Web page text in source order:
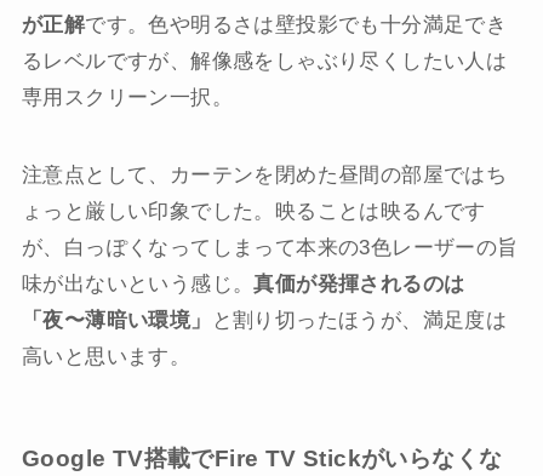
が正解です。色や明るさは壁投影でも十分満足でき
るレベルですが、解像感をしゃぶり尽くしたい人は
専用スクリーン一択。
注意点として、カーテンを閉めた昼間の部屋ではち
ょっと厳しい印象でした。映ることは映るんです
が、白っぽくなってしまって本来の3色レーザーの旨
味が出ないという感じ。真価が発揮されるのは
「夜〜薄暗い環境」
と割り切ったほうが、満足度は
高いと思います。
Google TV搭載でFire TV Stickがいらなくな